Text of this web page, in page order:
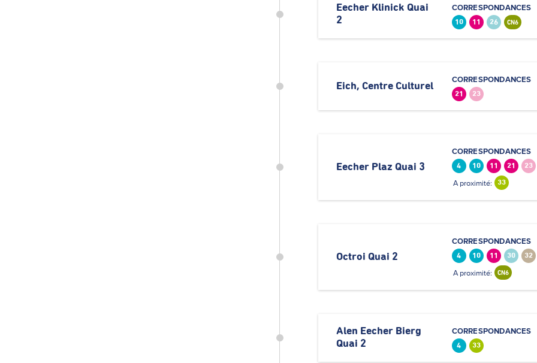
Eecher Klinick Quai
2
CORRESPONDANCES
10 11 26 CN6
Eich, Centre Culturel
CORRESPONDANCES
21 23
Eecher Plaz Quai 3
CORRESPONDANCES
4 10 11 21 23
A proximité: 33
Octroi Quai 2
CORRESPONDANCES
4 10 11 30 32
A proximité: CN6
Alen Eecher Bierg
Quai 2
CORRESPONDANCES
4 33